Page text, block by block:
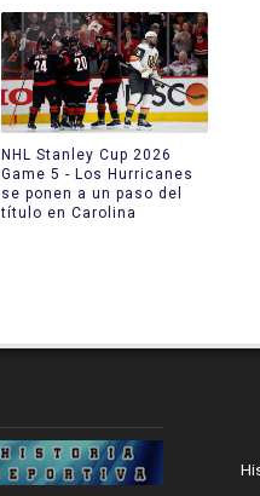
NHL Stanley Cup 2026
Game 5 - Los Hurricanes
se ponen a un paso del
título en Carolina